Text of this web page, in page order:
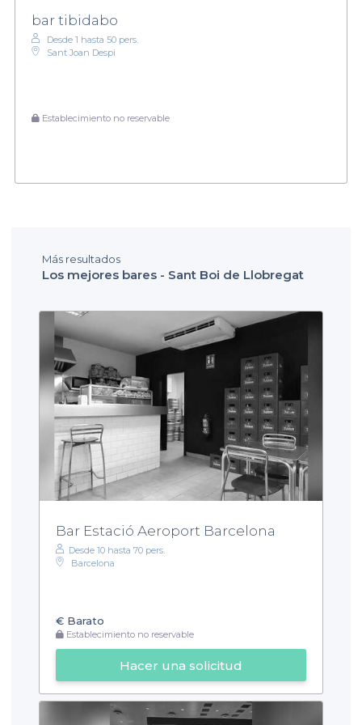
bar tibidabo
Desde 1 hasta 50 pers.
Sant Joan Despi
Establecimiento no reservable
Más resultados
Los mejores bares - Sant Boi de Llobregat
Bar Estació Aeroport Barcelona
Desde 10 hasta 70 pers.
Barcelona
€ Barato
Establecimiento no reservable
Hacer una solicitud